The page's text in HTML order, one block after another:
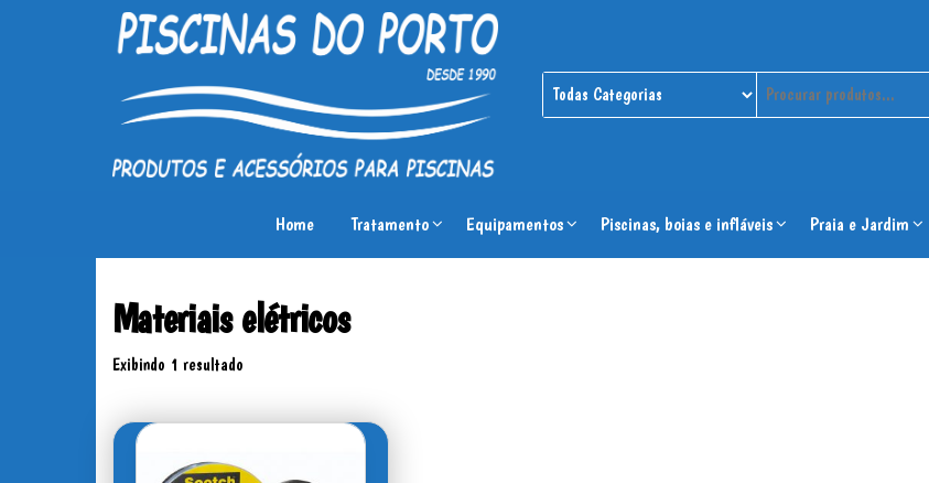
Piscinas
Porto
para
Home Tratamento Equipamentos Piscinas, boias e infláveis Praia e Jardim
Materiais elétricos
Exibindo 1 resultado